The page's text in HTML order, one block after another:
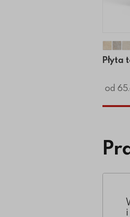
Płyta
od